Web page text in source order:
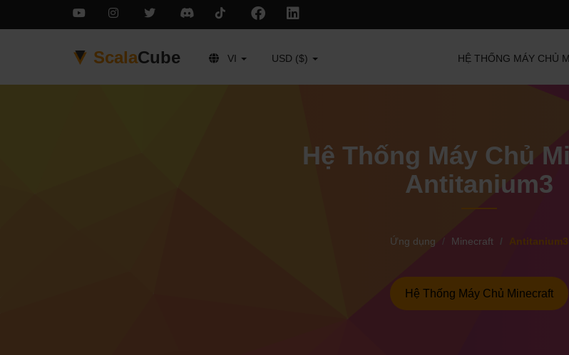
ScalaCube VI USD ($) HỆ THỐNG MÁY CHỦ
Hệ Thống Máy Chủ
Antitanium3
Ứng dụng Minecraft Antitanium3
Hệ Thống Máy Chủ Minecraft